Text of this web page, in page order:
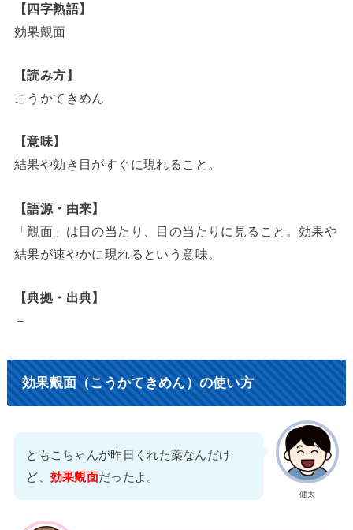
【四字熟語】
効果覿面
【読み方】
こうかてきめん
【意味】
結果や効き目がすぐに現れること。
【語源・由来】
「覿面」は目の当たり、目の当たりに見ること。効果や
結果が速やかに現れるという意味。
【典拠・出典】
－
効果覿面（こうかてきめん）の使い方
健太
ともこちゃんが昨日くれた薬なんだけ
ど、 効果覿面だったよ。